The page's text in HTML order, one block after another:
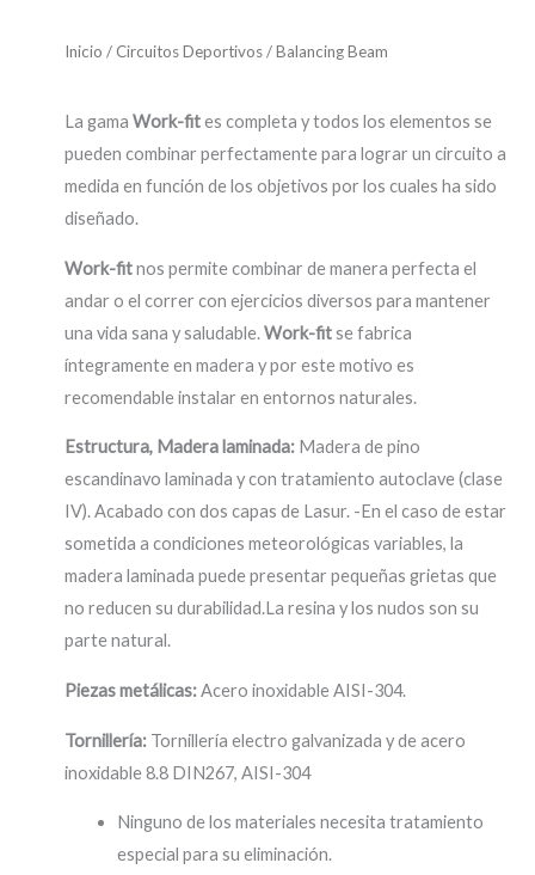
Inicio / Circuitos Deportivos/ Balancing Beam
La gama Work-fites completa y todos los elementos se
pueden combinar perfectamente para lograr un circuito a
medida en función de los objetivos por los cuales ha sido
diseñado.
Work-fitnos permite combinar de manera perfecta el
andar o el correr con ejercicios diversos para mantener
una vida sana y saludable.Work-fitse fabrica
íntegramente en madera y por este motivo es
recomendable instalar en entornos naturales.
Estructura, Madera laminada: Madera de pino
escandinavo laminada y con tratamiento autoclave (clase
IV). Acabado con dos capas de Lasur. -En el caso de estar
sometida a condiciones meteorológicas variables, la
madera laminada puede presentar pequeñas grietas que
no reducen su durabilidad.La resina y los nudos son su
parte natural.
Piezas metálicas:Acero inoxidable AISI-304.
Tornillería: Tornillería electro galvanizada y de acero
inoxidable 8.8 DIN267, AISI-304
Ninguno de los materiales necesita tratamiento
especial para su eliminación.